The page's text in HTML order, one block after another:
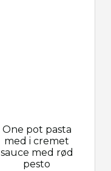
One pot pasta
med i cremet
sauce med rød
pesto